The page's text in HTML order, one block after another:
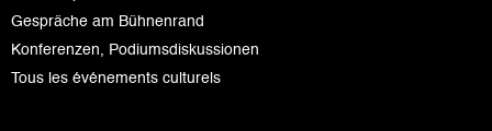
Gespräche am Bühnenrand
Konferenzen, Podiumsdiskussionen
Tous les événements culturels